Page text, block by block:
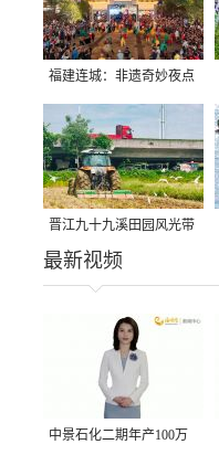
福建连城：非遗奇妙夜点
亮夏夜
晋江九十九溪田园风光带
千亩早稻迎来成熟收割季
最新视频
中景石化二期年产100万